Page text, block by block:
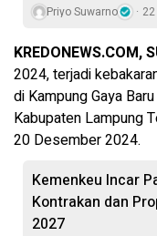
Priyo Suwarno
KREDONEWS.COM,
2024, terjadi
di Kampung Gaya
Kabupaten Lampung
20 Desember 2024.
Kemenkeu Incar
Kontrakan dan
2027